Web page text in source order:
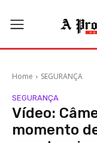
Home SEGURANÇA
SEGURANÇA
Vídeo:
momento